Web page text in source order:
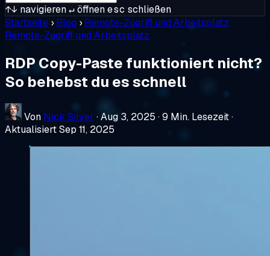
↑↓ navigieren↵öffnenesc schließen
Startseite › Blog › Remote-Zugriff und Arbeitsplatz
Remote-Zugriff und Arbeitsplatz
RDP Copy-Paste funktioniert nicht?
So behebst du es schnell
Von Nick Silver ·Aug 3, 2025 ·9 Min. Lesezeit·
Aktualisiert Sep 11, 2025